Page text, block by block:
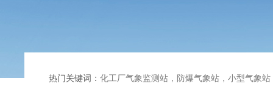
热门关键词： 化工厂气象监测站，防爆气象站，小型气象站，化